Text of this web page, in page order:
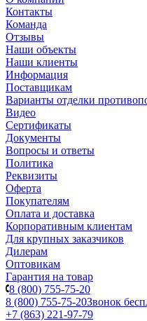
Контакты
Команда
Отзывы
Наши объекты
Наши клиенты
Информация
Поставщикам
Варианты отделки
Видео
Сертификаты
Документы
Вопросы и ответы
Политика
Реквизиты
Оферта
Покупателям
Оплата и доставка
Корпоративным клиентам
Для крупных заказчиков
Дилерам
Оптовикам
Гарантия на товар
8 (800) 755-75-20
8 (800) 755-75-20Звонок
+7 (863) 221-97-79